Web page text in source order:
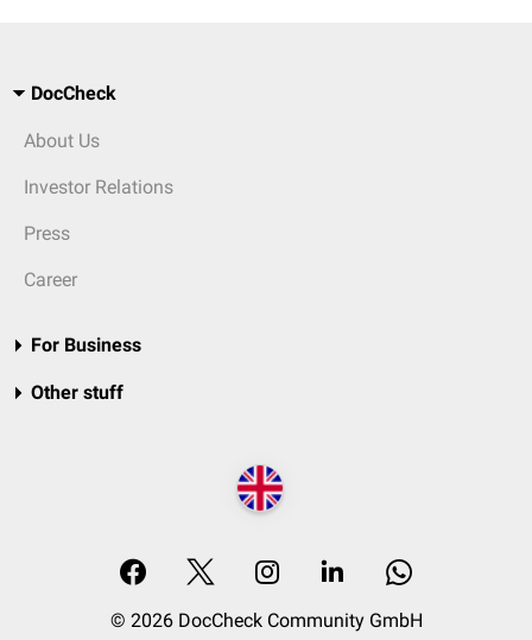
DocCheck
About Us
Investor Relations
Press
Career
For Business
Other stuff
© 2026 DocCheck Community GmbH